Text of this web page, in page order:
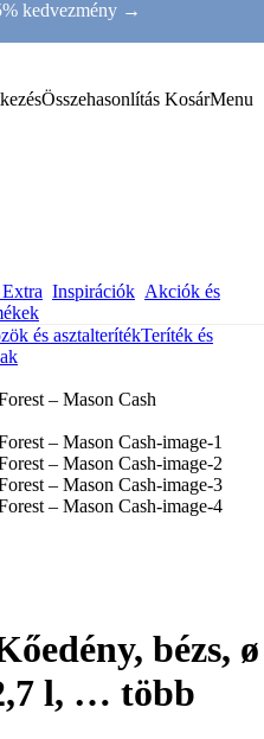
kedvezmény →
Összehasonlítás KosárMenu
Inspirációk Akciók és
és asztalterítékTeríték és
bézs, ø
l, … több